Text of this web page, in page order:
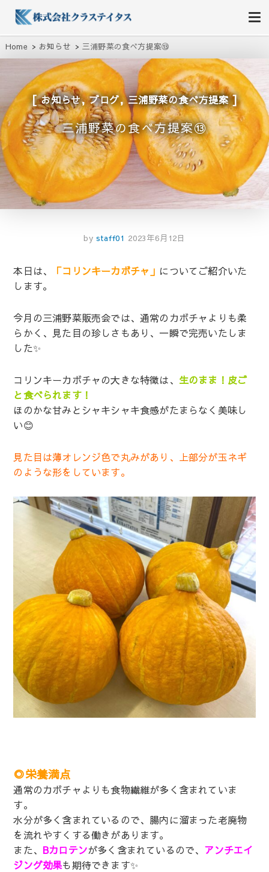
株式会社クラステイタス
地域のコミュニティーを大切にする企業
Home お知らせ 三浦野菜の食べ方提案⑬
お知らせ,ブログ,三浦野菜の食べ方提案
三浦野菜の食べ方提案⑬
by staff01 2023年6月12日
本日は、 「コリンキーカボチャ」 についてご紹介いた
します。
今月の三浦野菜販売会では、通常のカボチャよりも柔
らかく、見た目の珍しさもあり、一瞬で完売いたしま
した✨
コリンキーカボチャの大きな特徴は、 生のまま！皮ご
と食べられます！
ほのかな甘みとシャキシャキ食感がたまらなく美味し
い😊
見た目は薄オレンジ色で丸みがあり、上部分が玉ネギ
のような形をしています。
◎栄養満点
通常のカボチャよりも食物繊維が多く含まれていま
す。
水分が多く含まれているので、腸内に溜まった老廃物
を流れやすくする働きがあります。
また、 Bカロテンが多く含まれているので、 アンチエイ
ジング効果も期待できます✨